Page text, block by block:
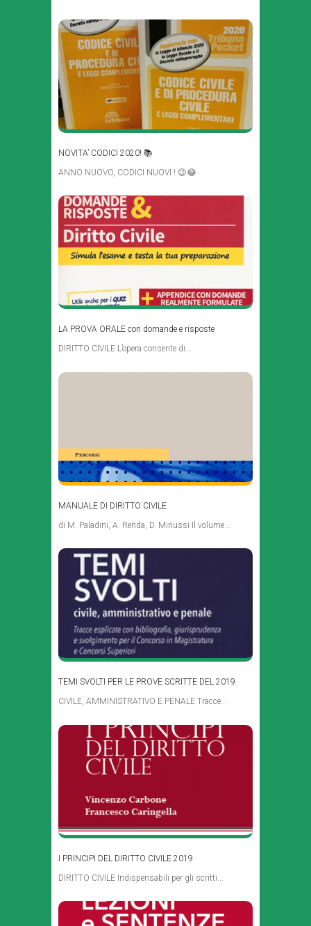
NOVITA’ CODICI 2020! 📚
ANNO NUOVO, CODICI NUOVI ! 😉😂
LA PROVA ORALE con domande e risposte
DIRITTO CIVILE L’opera consente di...
MANUALE DI DIRITTO CIVILE
di M. Paladini, A. Renda, D. Minussi Il volume...
TEMI SVOLTI PER LE PROVE SCRITTE DEL 2019
CIVILE, AMMINISTRATIVO E PENALE Tracce...
I PRINCIPI DEL DIRITTO CIVILE 2019
DIRITTO CIVILE Indispensabili per gli scritti...